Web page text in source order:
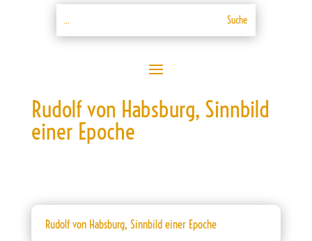
Rudolf von Habsburg, Sinnbild
einer Epoche
Rudolf von Habsburg, Sinnbild einer Epoche